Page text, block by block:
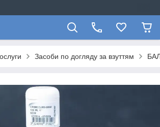
Засоби по догляду за взуттям